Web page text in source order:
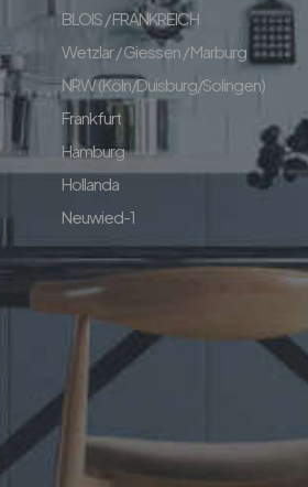
BLOIS / FRANKREICH
Wetzlar / Giessen / Marburg
NRW (Köln/Duisburg/Solingen)
Frankfurt
Hamburg
Hollanda
Neuwied-1